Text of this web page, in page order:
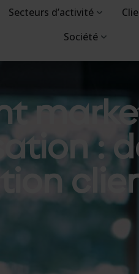
Secteurs d’activité
Société
: